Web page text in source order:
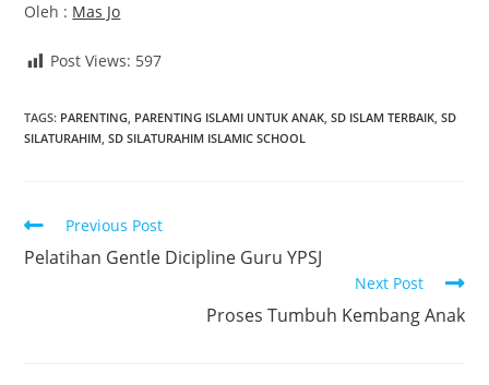
Oleh : Mas Jo
Post Views: 597
TAGS: PARENTING, PARENTING ISLAMI UNTUK ANAK, SD ISLAM TERBAIK, SD
SILATURAHIM, SD SILATURAHIM ISLAMIC SCHOOL
Previous Post
Pelatihan Gentle Dicipline Guru YPSJ
Next Post
Proses Tumbuh Kembang Anak